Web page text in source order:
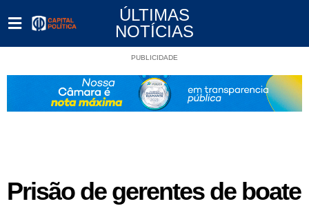
ÚLTIMAS
NOTÍCIAS
PUBLICIDADE
Prisão de gerentes de boate